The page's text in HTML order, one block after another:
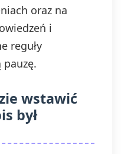
oraz na
i
reguły
wstawić
był